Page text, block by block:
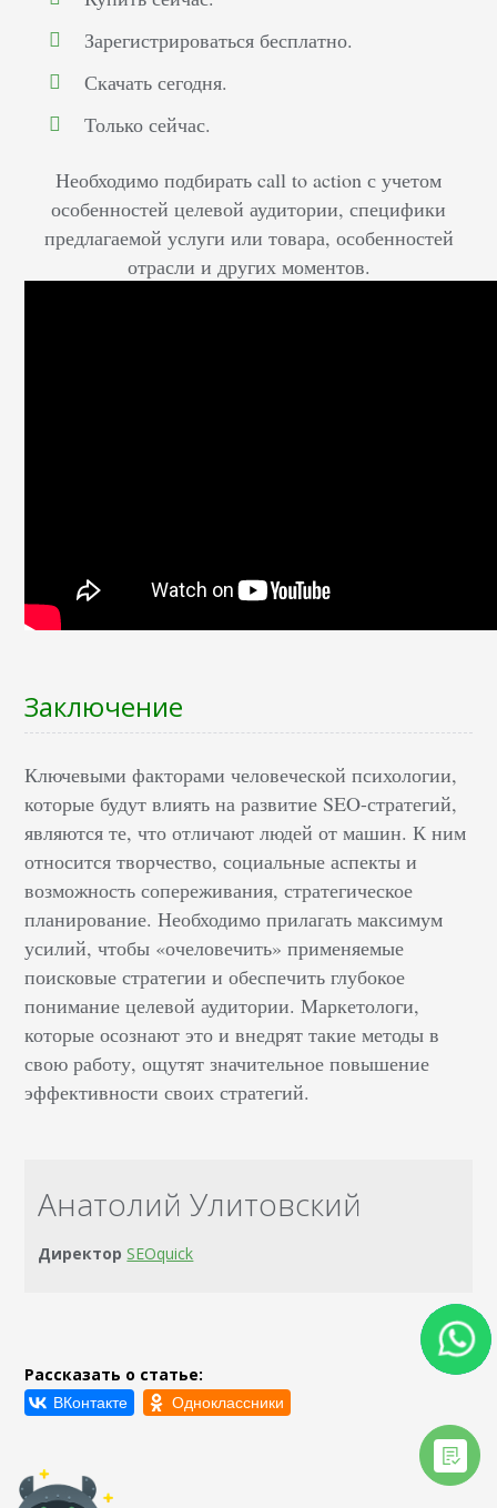
Зарегистрироваться бесплатно.
Скачать сегодня.
Только сейчас.
Необходимо подбирать call to action с учетом
особенностей целевой аудитории, специфики
предлагаемой услуги или товара, особенностей
отрасли и других моментов.
Заключение
Ключевыми факторами человеческой психологии,
которые будут влиять на развитие SEO-стратегий,
являются те, что отличают людей от машин. К ним
относится творчество, социальные аспекты и
возможность сопереживания, стратегическое
планирование. Необходимо прилагать максимум
усилий, чтобы «очеловечить» применяемые
поисковые стратегии и обеспечить глубокое
понимание целевой аудитории. Маркетологи,
которые осознают это и внедрят такие методы в
свою работу, ощутят значительное повышение
эффективности своих стратегий.
Анатолий Улитовский
Директор SEOquick
Рассказать о статье: